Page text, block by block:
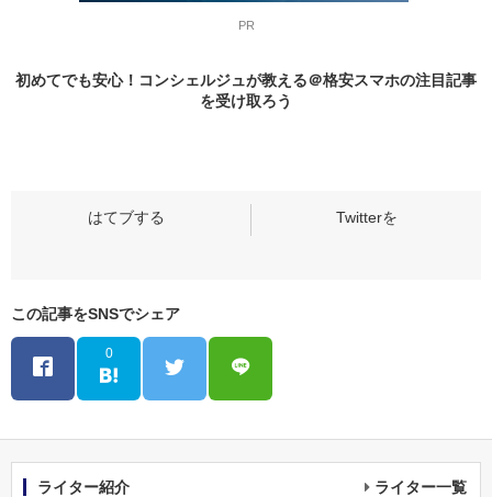
PR
初めてでも安心！コンシェルジュが教える＠格安スマホの注目記事
を受け取ろう
この記事をSNSでシェア
0
ライター紹介 ライター一覧